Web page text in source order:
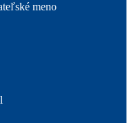
meno